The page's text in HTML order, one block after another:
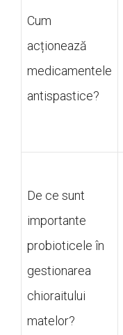
Cum
acționează
medicamentele
antispastice?
De ce sunt
importante
probioticele în
gestionarea
chioraitului
matelor?